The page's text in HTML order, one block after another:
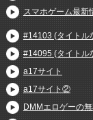
スマホゲーム最新
#14103 (タイトル
#14095 (タイトル
a17サイト
a17サイト②
DMMエロゲーの